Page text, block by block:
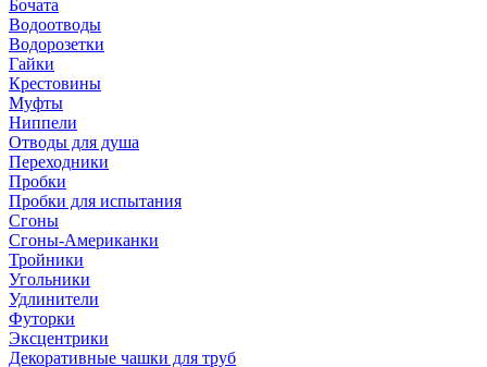
Бочата
Водоотводы
Водорозетки
Гайки
Крестовины
Муфты
Ниппели
Отводы для душа
Переходники
Пробки
Пробки для испытания
Сгоны
Сгоны-Американки
Тройники
Угольники
Удлинители
Футорки
Эксцентрики
Декоративные чашки для труб